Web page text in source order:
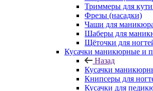
Триммеры для
Фрезы (насадки)
Чаши для
Шаберы для
Щёточки для
Кусачки маникюрные и
Назад
Кусачки
Книпсеры для
Кусачки для